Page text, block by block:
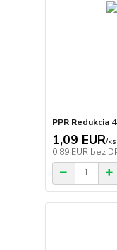
PPR Redukcia
1,09 EUR/ks
0,89 EUR bez